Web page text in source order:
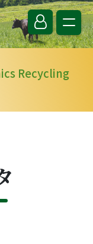
Recycling